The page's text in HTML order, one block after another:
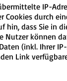
IP-
durch
hin, dass Sie in
können
(inkl. Ihrer
Link